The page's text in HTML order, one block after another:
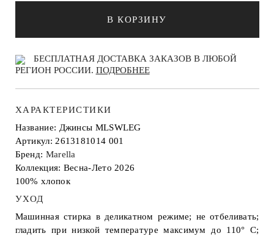
В КОРЗИНУ
БЕСПЛАТНАЯ ДОСТАВКА ЗАКАЗОВ В ЛЮБОЙ
РЕГИОН РОССИИ. ПОДРОБНЕЕ
ХАРАКТЕРИСТИКИ
Название: Джинсы MLSWLEG
Артикул: 2613181014 001
Бренд: Marella
Коллекция: Весна-Лето 2026
100% хлопок
УХОД
Машинная стирка в деликатном режиме; не отбеливать;
гладить при низкой температуре максимум до 110° С;